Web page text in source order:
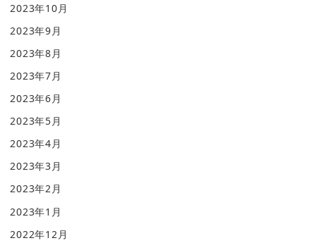
2023年10月
2023年9月
2023年8月
2023年7月
2023年6月
2023年5月
2023年4月
2023年3月
2023年2月
2023年1月
2022年12月